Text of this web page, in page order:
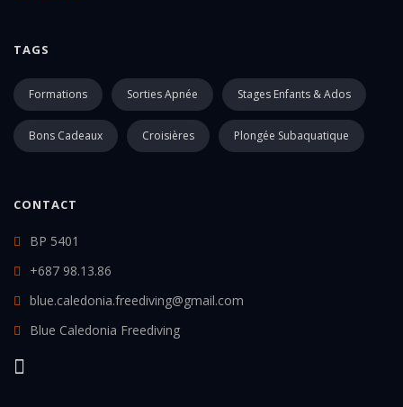
TAGS
Formations Sorties Apnée Stages Enfants & Ados
Bons Cadeaux Croisières Plongée Subaquatique
CONTACT
BP 5401
+687 98.13.86
blue.caledonia.freediving@gmail.com
Blue Caledonia Freediving